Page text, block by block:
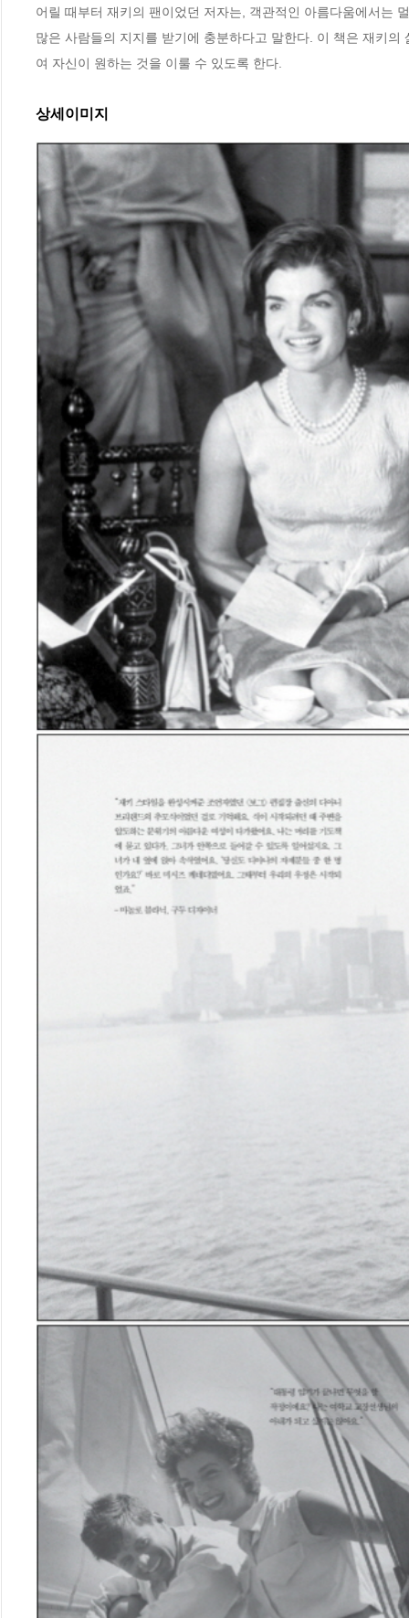
어릴 때부터 재키의 팬이었던 저자는, 객관적인 아름다움에서는
많은 사람들의 지지를 받기에 충분하다고 말한다. 이 책은 재키
여 자신이 원하는 것을 이룰 수 있도록 한다.
상세이미지